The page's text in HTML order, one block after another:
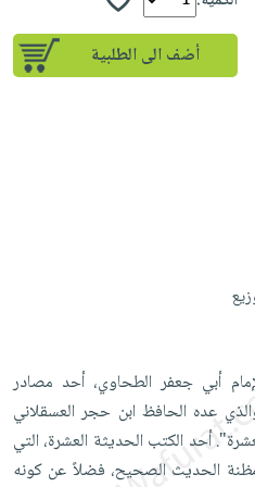
أضف الى الطلبية
أبي جعفر الطحاوي، أحد مصادر
عده الحافظ ابن حجر العسقلاني
أحد الكتب الحديثة العشرة، التي
الحديث الصحيح، فضلاً عن كونه